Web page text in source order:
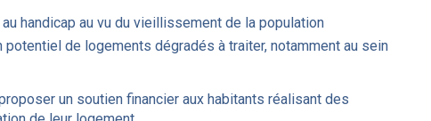
handicap au vu du vieillissement de la population
de logements dégradés à traiter, notamment au sein
un soutien financier aux habitants réalisant des